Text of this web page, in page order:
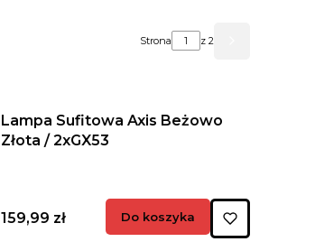
Strona z 2
Lampa Sufitowa Axis Beżowo
Złota / 2xGX53
Cena
159,99 zł Do koszyka